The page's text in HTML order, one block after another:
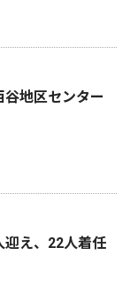
地区センター
え、22人着任